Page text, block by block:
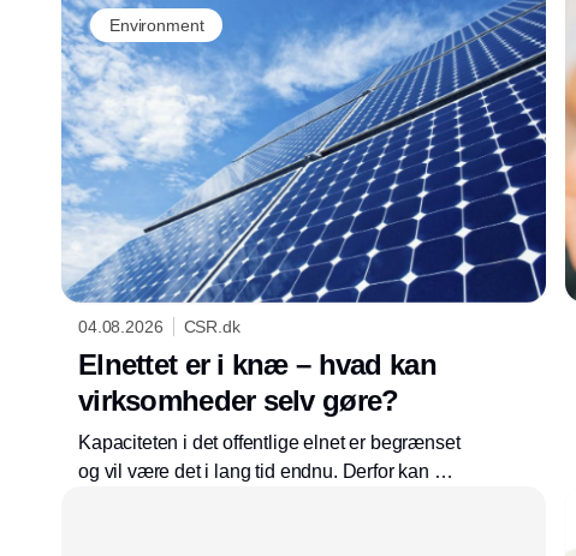
Environment
04.08.2026 CSR.dk
Elnettet er i knæ – hvad kan
virksomheder selv gøre?
Kapaciteten i det offentlige elnet er begrænset
og vil være det i lang tid endnu. Derfor kan det